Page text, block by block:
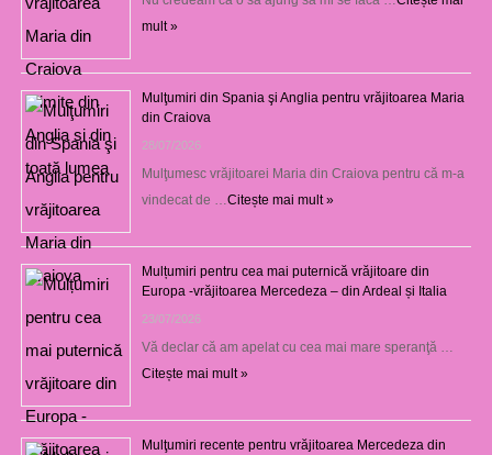
mult »
Mulţumiri din Spania şi Anglia pentru vrăjitoarea Maria
din Craiova
28/07/2026
Mulţumesc vrăjitoarei Maria din Craiova pentru că m-a
vindecat de … Citește mai mult »
Mulțumiri pentru cea mai puternică vrăjitoare din
Europa -vrăjitoarea Mercedeza – din Ardeal și Italia
23/07/2026
Vă declar că am apelat cu cea mai mare speranţă …
Citește mai mult »
Mulţumiri recente pentru vrăjitoarea Mercedeza din